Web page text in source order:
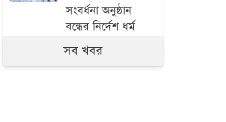
সংবর্ধনা অনুষ্ঠান
বন্ধের নির্দেশ ধর্ম
মন্ত্রণালয়ের
সব খবর